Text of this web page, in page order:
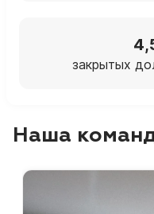
закрытых
Наша